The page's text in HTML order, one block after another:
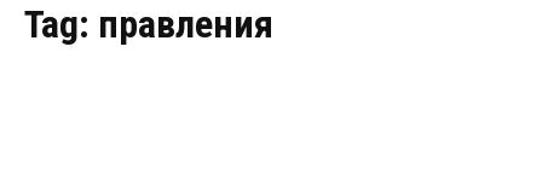
Tag: правления